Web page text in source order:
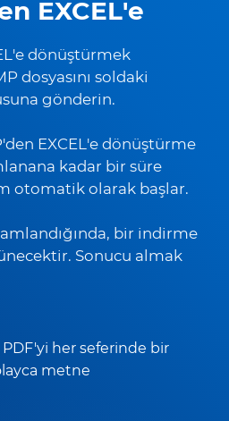
EXCEL'e
dönüştürmek
dosyasını soldaki
gönderin.
EXCEL'e dönüştürme
kadar bir süre
otomatik olarak başlar.
bir indirme
Sonucu almak
her seferinde bir
metne